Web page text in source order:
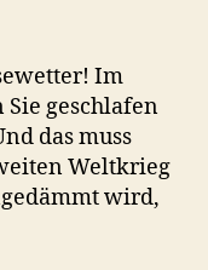
Im
geschlafen
das muss
Weltkrieg
wird,